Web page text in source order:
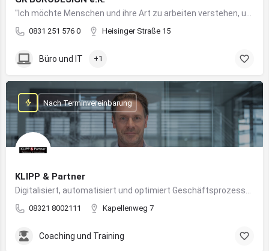
0831 251 576 0 Heisinger Straße 15
Büro und IT +1
KLIPP & Partner
08321 8002111 Kapellenweg 7
Nach Terminvereinbarung
Coaching und Training